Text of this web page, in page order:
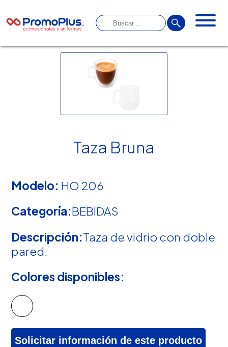
Taza Bruna
Modelo: HO 206
Categoría:BEBIDAS
Descripción:Taza de vidrio con doble
pared.
Colores disponibles:
Solicitar información de este producto